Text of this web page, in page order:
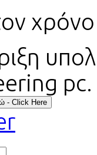
χρόνο
pc.